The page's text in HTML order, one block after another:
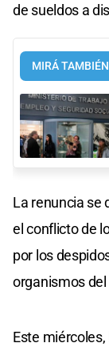
de sueldos a
MIRÁ TAMBIÉN
La renuncia se
el conflicto de
por los
organismos
Este